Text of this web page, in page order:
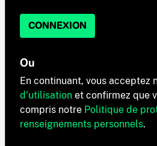
CONNEXION
Ou
En continuant, vous acceptez
d'utilisation et confirmez que
compris notre Politique de
renseignements personnels.